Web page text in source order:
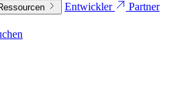
Entwickler
Partner